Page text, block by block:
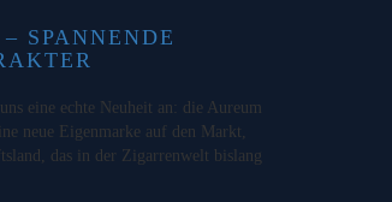
SPANNENDE
eine echte Neuheit an: die Aureum
neue Eigenmarke auf den Markt,
das in der Zigarrenwelt bislang